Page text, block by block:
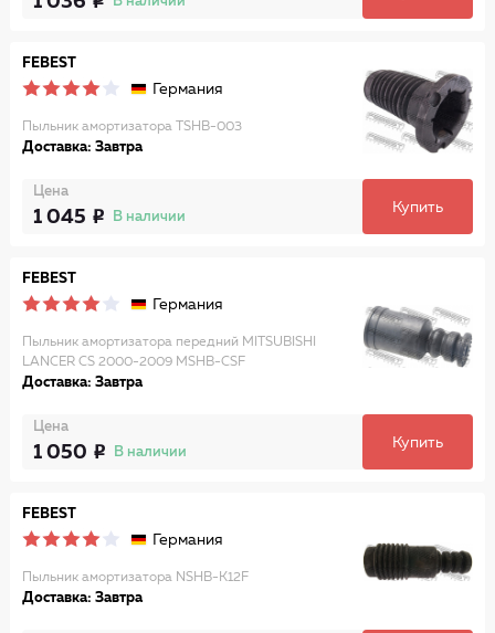
FEBEST
Германия
Пыльник амортизатора TSHB-003
Доставка: Завтра
Цена
1 045 В наличии
Купить
FEBEST
Германия
Пыльник амортизатора передний MITSUBISHI
LANCER CS 2000-2009 MSHB-CSF
Доставка: Завтра
Цена
1 050 В наличии
Купить
FEBEST
Германия
Пыльник амортизатора NSHB-K12F
Доставка: Завтра